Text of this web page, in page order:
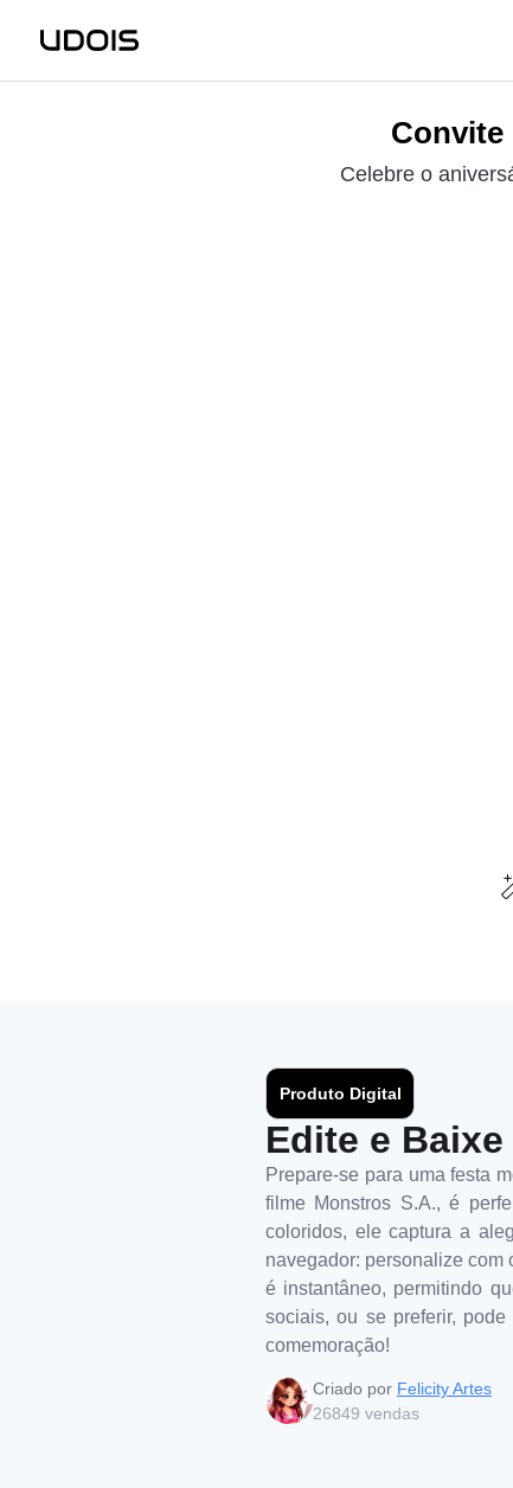
Convite
Celebre o
Produto Digital
Edite e
Prepare-se para uma festa
filme Monstros S.A., é
coloridos, ele captura a
navegador: personalize com
é instantâneo, permitindo
sociais, ou se preferir,
comemoração!
Criado por Felicity Artes
26849 vendas